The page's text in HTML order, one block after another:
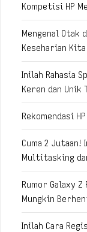
Kompetisi HP
Mengenal Otak
Keseharian
Inilah Rahasia
Keren dan Unik
Rekomendasi
Cuma 2 Jutaan!
Multitasking
Rumor Galaxy
Mungkin
Inilah Cara